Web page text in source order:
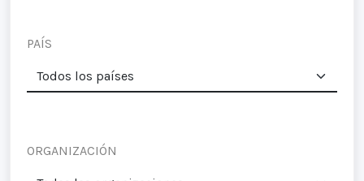
PAÍS
ORGANIZACIÓN